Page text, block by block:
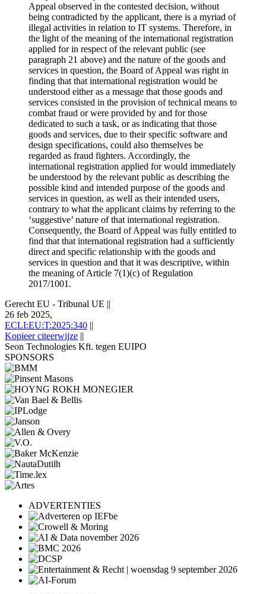
Appeal observed in the contested decision, without
being contradicted by the applicant, there is a myriad of
illegal activities in relation to IT systems. Therefore, in
the light of the meaning of the international registration
applied for in respect of the relevant public (see
paragraph 21 above) and the nature of the goods and
services in question, the Board of Appeal was right in
finding that that international registration would be
understood either as a message that those goods and
services consisted in the provision of technical means to
combat fraud or were provided by and for those
dedicated to such a task, or as indicating that those
goods and services, due to their specific software and
design specifications, could also themselves be
regarded as fraud fighters. Accordingly, the
international registration applied for would immediately
be understood by the relevant public as describing the
possible kind and intended purpose of the goods and
services in question, as well as their intended users,
contrary to what the applicant claims by referring to the
‘suggestive’ nature of that international registration.
Consequently, the Board of Appeal was fully entitled to
find that that international registration had a sufficiently
direct and specific relationship with the goods and
services in question and that it was descriptive, within
the meaning of Article 7(1)(c) of Regulation
2017/1001.
Gerecht EU - Tribunal UE ||
26 feb 2025,
ECLI:EU:T:2025:340 ||
Kopieer citeerwijze ||
Seon Technologies Kft. tegen EUIPO
SPONSORS
ADVERTENTIES